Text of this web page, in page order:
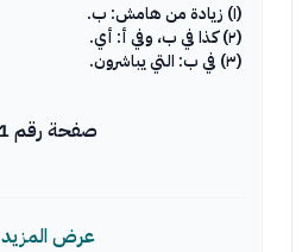
(١) زيادة من هامش: ب.
(٢) كذا في ب، وفي أ: أي.
(٣) في ب: التي يباشرون.
صفحة رقم 831
عرض المزيد